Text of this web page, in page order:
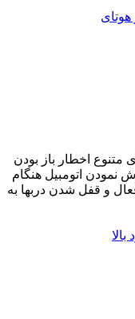
متنوع اخطار باز بودن
نمودن اتومبیل هنگام
و قفل شدن دربها به